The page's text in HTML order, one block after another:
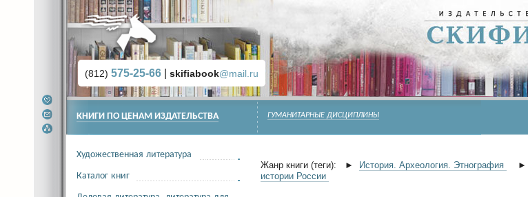
(812) 575-25-66 skifiabook@mail.ru
ГУМАНИТАРНЫЕ ДИСЦИПЛИНЫ
Жанр книги (теги): ► История. Археология. Этнография ►
истории России
КНИГИ ПО ЦЕНАМ ИЗДАТЕЛЬСТВА
Художественная литература
Каталог книг